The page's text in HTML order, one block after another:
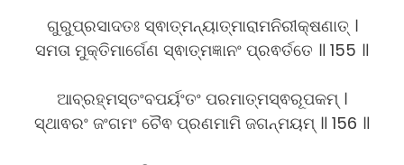
ଗୁରୁପ୍ରସାଦତଃ ସ୍ଵାତ୍ମନ୍ୟାତ୍ମାରାମନିରୀକ୍ଷଣାତ୍ ।
ସମତା ମୁକ୍ତିମାର୍ଗେଣ ସ୍ଵାତ୍ମଜ୍ଞାନଂ ପ୍ରଵର୍ତତେ ॥ 155 ॥
ଆବ୍ରହ୍ମସ୍ତଂବପର୍ୟଂତଂ ପରମାତ୍ମସ୍ଵରୂପକମ୍ ।
ସ୍ଥାଵରଂ ଜଂଗମଂ ଚୈଵ ପ୍ରଣମାମି ଜଗନ୍ମୟମ୍ ॥ 156 ॥